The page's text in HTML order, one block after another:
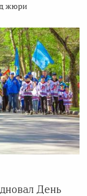
жюри
День